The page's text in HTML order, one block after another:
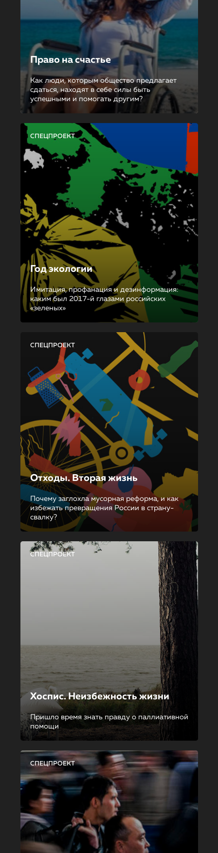
Право на счастье
Как люди, которым общество предлагает
сдаться, находят в себе силы быть
успешными и помогать другим?
СПЕЦПРОЕКТ
Год экологии
Имитация, профанация и дезинформация:
каким был 2017-й глазами российских
«зеленых»
СПЕЦПРОЕКТ
Отходы. Вторая жизнь
Почему заглохла мусорная реформа, и как
избежать превращения России в страну-
свалку?
СПЕЦПРОЕКТ
Хоспис. Неизбежность жизни
Пришло время знать правду о паллиативной
помощи
СПЕЦПРОЕКТ